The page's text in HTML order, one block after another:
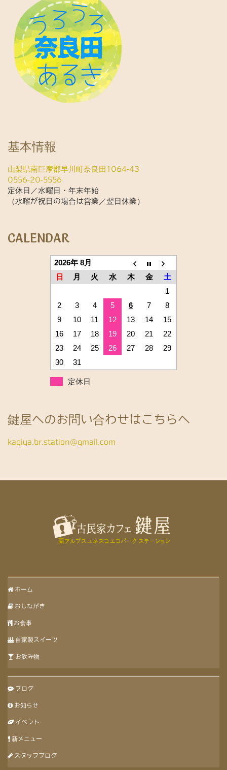
基本情報
山梨県南巨摩郡早川町奈良田1064-43
0556-20-5556
定休日／水曜日・年末年始
（水曜が祝日の場合は営業／翌日休業）
CALENDAR
2026年 8月
日
月 火 水 木 金
土
1
2
3 4 5 6 7
8
9
10 11 12 13 14
15
16
17 18 19 20 21
22
23
24 25 26 27 28
29
30
31
定休日
鍵屋へのお問い合わせはこちらへ
kagiya.br.station@gmail.com
ホーム
おしながき
お食事
自家製スイーツ
お飲み物
ブログ
お知らせ
イベント
新メニュー
スタッフブログ